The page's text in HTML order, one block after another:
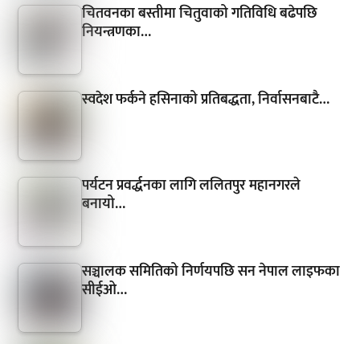
चितवनका बस्तीमा चितुवाको गतिविधि बढेपछि
नियन्त्रणका…
स्वदेश फर्कने हसिनाको प्रतिबद्धता, निर्वासनबाटै…
पर्यटन प्रवर्द्धनका लागि ललितपुर महानगरले
बनायो…
सञ्चालक समितिको निर्णयपछि सन नेपाल लाइफका
सीईओ…